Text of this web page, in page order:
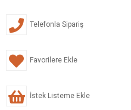
Telefonla Sipariş
Favorilere Ekle
İstek Listeme Ekle